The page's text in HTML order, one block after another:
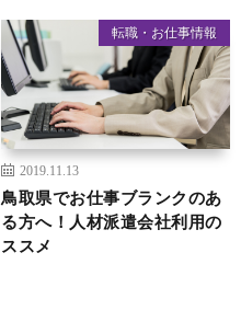
転職・お仕事情報
2019.11.13
鳥取県でお仕事ブランクのあ
る方へ！人材派遣会社利用の
ススメ